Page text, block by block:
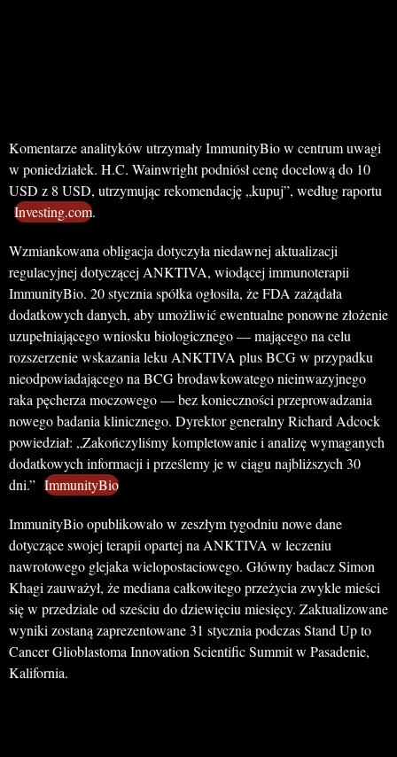
Komentarze analityków utrzymały ImmunityBio w centrum uwagi
w poniedziałek. H.C. Wainwright podniósł cenę docelową do 10
USD z 8 USD, utrzymując rekomendację „kupuj”, według raportu
Investing.com.
Wzmiankowana obligacja dotyczyła niedawnej aktualizacji
regulacyjnej dotyczącej ANKTIVA, wiodącej immunoterapii
ImmunityBio. 20 stycznia spółka ogłosiła, że FDA zażądała
dodatkowych danych, aby umożliwić ewentualne ponowne złożenie
uzupełniającego wniosku biologicznego — mającego na celu
rozszerzenie wskazania leku ANKTIVA plus BCG w przypadku
nieodpowiadającego na BCG brodawkowatego nieinwazyjnego
raka pęcherza moczowego — bez konieczności przeprowadzania
nowego badania klinicznego. Dyrektor generalny Richard Adcock
powiedział: „Zakończyliśmy kompletowanie i analizę wymaganych
dodatkowych informacji i prześlemy je w ciągu najbliższych 30
dni.” ImmunityBio
ImmunityBio opublikowało w zeszłym tygodniu nowe dane
dotyczące swojej terapii opartej na ANKTIVA w leczeniu
nawrotowego glejaka wielopostaciowego. Główny badacz Simon
Khagi zauważył, że mediana całkowitego przeżycia zwykle mieści
się w przedziale od sześciu do dziewięciu miesięcy. Zaktualizowane
wyniki zostaną zaprezentowane 31 stycznia podczas Stand Up to
Cancer Glioblastoma Innovation Scientific Summit w Pasadenie,
Kalifornia.